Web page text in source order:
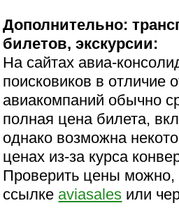
Дополнительно:
билетов, экскурсии:
На сайтах авиа-
поисковиков в отличие
авиакомпаний обычно
полная цена билета,
однако возможна
ценах из-за курса
Проверить цены можно,
ссылке aviasales или